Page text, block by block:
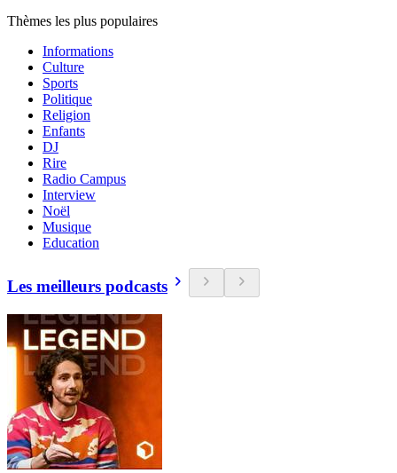
Thèmes les plus populaires
Informations
Culture
Sports
Politique
Religion
Enfants
DJ
Rire
Radio Campus
Interview
Noël
Musique
Education
Les meilleurs podcasts